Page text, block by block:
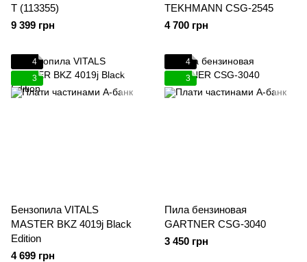
Т (113355)
9 399 грн
TEKHMANN CSG-2545
4 700 грн
4
3
Бензопила VITALS
MASTER BKZ 4019j Black
Edition
4 699 грн
4
3
Пила бензиновая
GARTNER CSG-3040
3 450 грн